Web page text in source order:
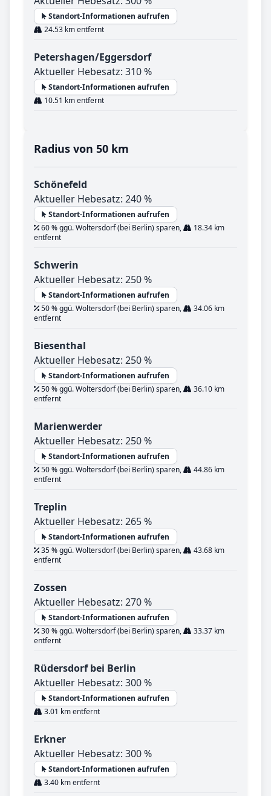
Standort-Informationen aufrufen
24.53 km entfernt
Petershagen/Eggersdorf
Aktueller Hebesatz: 310 %
Standort-Informationen aufrufen
10.51 km entfernt
Radius von 50 km
Schönefeld
Aktueller Hebesatz: 240 %
Standort-Informationen aufrufen
60 % ggü. Woltersdorf (bei Berlin) sparen,
18.34 km
entfernt
Schwerin
Aktueller Hebesatz: 250 %
Standort-Informationen aufrufen
50 % ggü. Woltersdorf (bei Berlin) sparen,
34.06 km
entfernt
Biesenthal
Aktueller Hebesatz: 250 %
Standort-Informationen aufrufen
50 % ggü. Woltersdorf (bei Berlin) sparen,
36.10 km
entfernt
Marienwerder
Aktueller Hebesatz: 250 %
Standort-Informationen aufrufen
50 % ggü. Woltersdorf (bei Berlin) sparen,
44.86 km
entfernt
Treplin
Aktueller Hebesatz: 265 %
Standort-Informationen aufrufen
35 % ggü. Woltersdorf (bei Berlin) sparen,
43.68 km
entfernt
Zossen
Aktueller Hebesatz: 270 %
Standort-Informationen aufrufen
30 % ggü. Woltersdorf (bei Berlin) sparen,
33.37 km
entfernt
Rüdersdorf bei Berlin
Aktueller Hebesatz: 300 %
Standort-Informationen aufrufen
3.01 km entfernt
Erkner
Aktueller Hebesatz: 300 %
Standort-Informationen aufrufen
3.40 km entfernt